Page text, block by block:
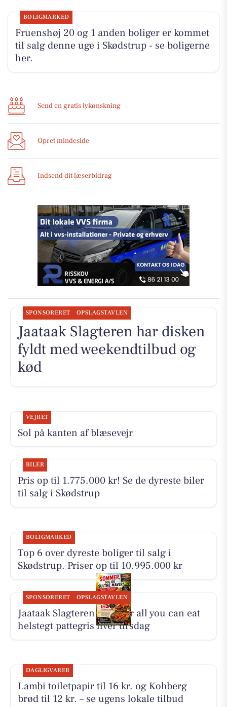
BOLIGMARKED
Fruenshøj 20 og 1 anden boliger er kommet
til salg denne uge i Skødstrup - se boligerne
her.
Send en gratis lykønskning
Opret mindeside
Indsend dit læserbidrag
SPONSORERET OPSLAGSTAVLEN
Jaataak Slagteren har disken
fyldt med weekendtilbud og
kød
VEJRET
Sol på kanten af blæsevejr
BILER
Pris op til 1.775.000 kr! Se de dyreste biler
til salg i Skødstrup
BOLIGMARKED
Top 6 over dyreste boliger til salg i
Skødstrup. Priser op til 10.995.000 kr
SPONSORERET OPSLAGSTAVLEN
Jaataak Slagteren serverer all you can eat
helstegt pattegris hver tirsdag
DAGLIGVARER
Lambi toiletpapir til 16 kr. og Kohberg
brød til 12 kr. – se ugens lokale tilbud